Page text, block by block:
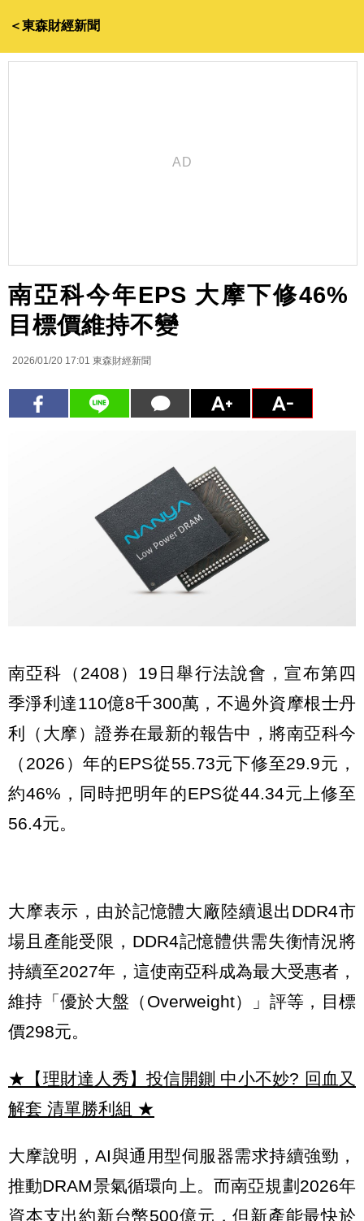
＜東森財經新聞
南亞科今年EPS 大摩下修46%
目標價維持不變
2026/01/20 17:01 東森財經新聞
南亞科（2408）19日舉行法說會，宣布第四
季淨利達110億8千300萬，不過外資摩根士丹
利（大摩）證券在最新的報告中，將南亞科今
（2026）年的EPS從55.73元下修至29.9元，
約46%，同時把明年的EPS從44.34元上修至
56.4元。
大摩表示，由於記憶體大廠陸續退出DDR4市
場且產能受限，DDR4記憶體供需失衡情況將
持續至2027年，這使南亞科成為最大受惠者，
維持「優於大盤（Overweight）」評等，目標
價298元。
★【理財達人秀】投信開鍘 中小不妙? 回血又
解套 清單勝利組 ★
大摩說明，AI與通用型伺服器需求持續強勁，
推動DRAM景氣循環向上。而南亞規劃2026年
資本支出約新台幣500億元，但新產能最快於